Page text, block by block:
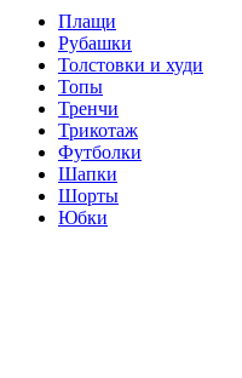
Плащи
Рубашки
Толстовки и худи
Топы
Тренчи
Трикотаж
Футболки
Шапки
Шорты
Юбки